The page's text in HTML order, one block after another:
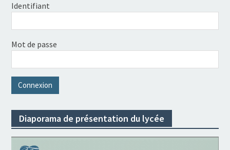
Identifiant
Mot de passe
Diaporama de présentation du lycée